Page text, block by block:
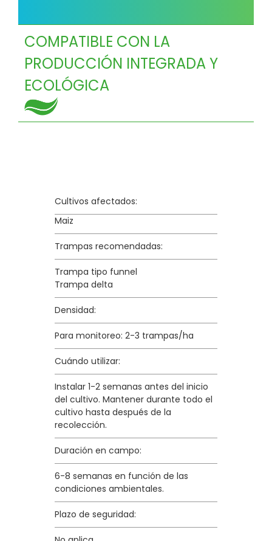
COMPATIBLE CON LA
PRODUCCIÓN INTEGRADA Y
ECOLÓGICA
Cultivos afectados:
Maiz
Trampas recomendadas:
Trampa tipo funnel
Trampa delta
Densidad:
Para monitoreo: 2-3 trampas/ha
Cuándo utilizar:
Instalar 1-2 semanas antes del inicio
del cultivo. Mantener durante todo el
cultivo hasta después de la
recolección.
Duración en campo:
6-8 semanas en función de las
condiciones ambientales.
Plazo de seguridad: